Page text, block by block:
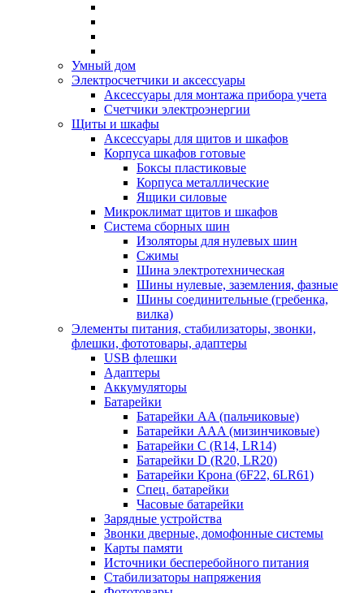
Умный дом
Электросчетчики и аксессуары
Аксессуары для монтажа прибора учета
Счетчики электроэнергии
Щиты и шкафы
Аксессуары для щитов и шкафов
Корпуса шкафов готовые
Боксы пластиковые
Корпуса металлические
Ящики силовые
Микроклимат щитов и шкафов
Система сборных шин
Изоляторы для нулевых шин
Сжимы
Шина электротехническая
Шины нулевые, заземления, фазные
Шины соединительные (гребенка,
вилка)
Элементы питания, стабилизаторы, звонки,
флешки, фототовары, адаптеры
USB флешки
Адаптеры
Аккумуляторы
Батарейки
Батарейки AA (пальчиковые)
Батарейки AAA (мизинчиковые)
Батарейки C (R14, LR14)
Батарейки D (R20, LR20)
Батарейки Крона (6F22, 6LR61)
Спец. батарейки
Часовые батарейки
Зарядные устройства
Звонки дверные, домофонные системы
Карты памяти
Источники бесперебойного питания
Стабилизаторы напряжения